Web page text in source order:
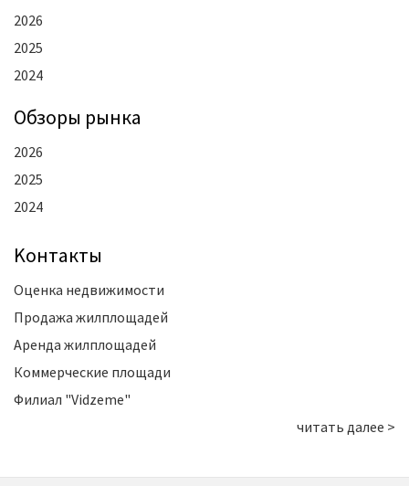
2026
2025
2024
Oбзоры рынка
2026
2025
2024
Kонтакты
Оценка недвижимости
Продажа жилплощадей
Аренда жилплощадей
Коммерческие площади
Филиал "Vidzeme"
читать далее >